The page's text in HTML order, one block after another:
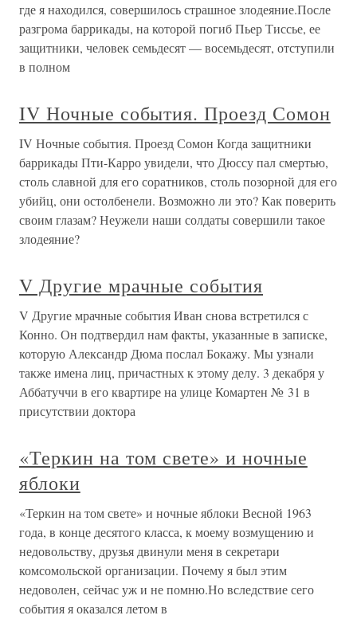
где я находился, совершилось страшное злодеяние.После
разгрома баррикады, на которой погиб Пьер Тиссье, ее
защитники, человек семьдесят — восемьдесят, отступили
в полном
IV Ночные события. Проезд Сомон
IV Ночные события. Проезд Сомон Когда защитники
баррикады Пти-Карро увидели, что Дюссу пал смертью,
столь славной для его соратников, столь позорной для его
убийц, они остолбенели. Возможно ли это? Как поверить
своим глазам? Неужели наши солдаты совершили такое
злодеяние?
V Другие мрачные события
V Другие мрачные события Иван снова встретился с
Конно. Он подтвердил нам факты, указанные в записке,
которую Александр Дюма послал Бокажу. Мы узнали
также имена лиц, причастных к этому делу. 3 декабря у
Аббатуччи в его квартире на улице Комартен № 31 в
присутствии доктора
«Теркин на том свете» и ночные
яблоки
«Теркин на том свете» и ночные яблоки Весной 1963
года, в конце десятого класса, к моему возмущению и
недовольству, друзья двинули меня в секретари
комсомольской организации. Почему я был этим
недоволен, сейчас уж и не помню.Но вследствие сего
события я оказался летом в